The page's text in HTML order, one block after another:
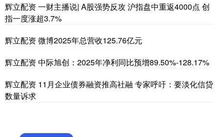
辉立配资 一财主播说| A股强势反攻 沪指盘中重返4000点 创
指一度涨超3.7%
辉立配资 微博2025年总营收125.76亿元
辉立配资 中际旭创：2025年净利同比预增89.50%-128.17%
辉立配资 11月企业债券融资推高社融 专家呼吁：要淡化信贷
数量诉求